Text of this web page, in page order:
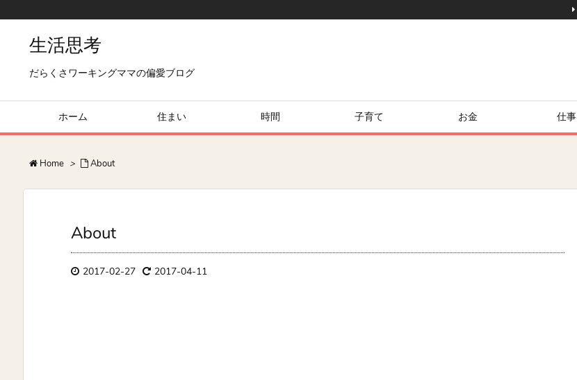
生活思考
だらくさワーキングママの偏愛ブログ
ホーム 住まい 時間 子育て お金 仕事
Home > About
About
2017-02-27 2017-04-11